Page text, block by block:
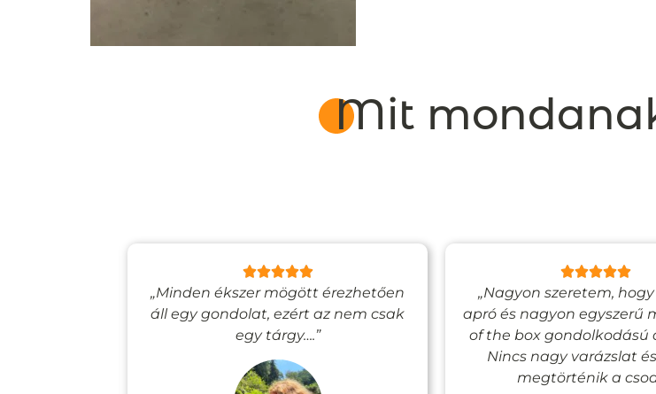
Mit
„Minden ékszer mögött érezhetően
áll egy gondolat, ezért az nem csak
egy tárgy….”
„Nagyon szeretem,
apró és nagyon egyszerű
of the box gondolkodású
Nincs nagy varázslat
megtörténik a